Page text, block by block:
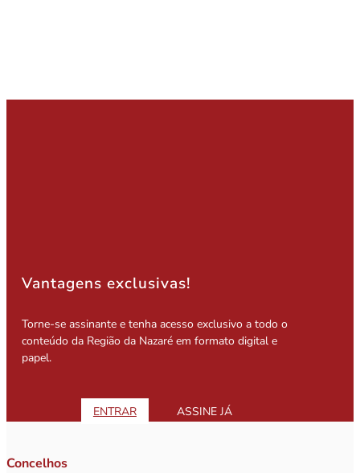
Vantagens exclusivas!
Torne-se assinante e tenha acesso exclusivo a todo o
conteúdo da Região da Nazaré em formato digital e
papel.
ENTRAR ASSINE JÁ
Concelhos